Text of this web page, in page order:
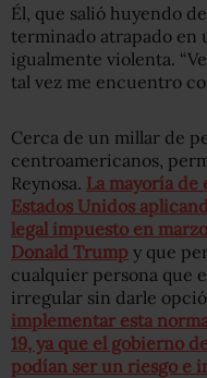
Él, que salió huyendo
terminado atrapado en
igualmente violenta.
tal vez me encuentro
Cerca de un millar de
centroamericanos,
Reynosa. La mayoría
Estados Unidos
legal impuesto en
Donald Trump y que
cualquier persona que
irregular sin darle
implementar esta
19, ya que el gobierno
podían ser un riesgo e